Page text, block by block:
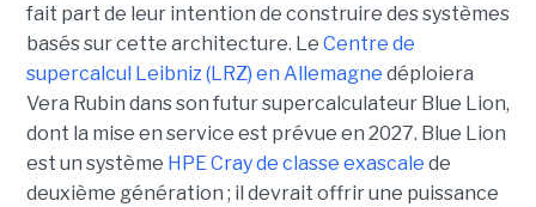
fait part de leur intention de construire des systèmes
basés sur cette architecture. Le Centre de
supercalcul Leibniz (LRZ) en Allemagne déploiera
Vera Rubin dans son futur supercalculateur Blue Lion,
dont la mise en service est prévue en 2027. Blue Lion
est un système HPE Cray de classe exascale de
deuxième génération ; il devrait offrir une puissance